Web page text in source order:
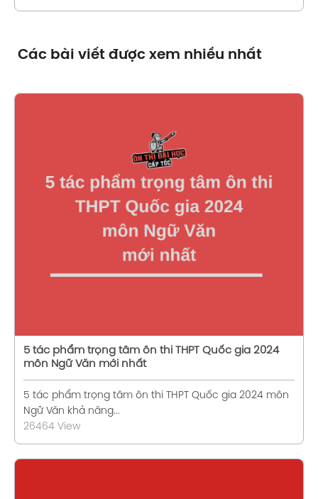
Các bài viết được xem nhiều nhất
Xem chi tiết
5 tác phẩm trọng tâm ôn thi THPT Quốc gia 2024
môn Ngữ Văn mới nhất
5 tác phẩm trọng tâm ôn thi THPT Quốc gia 2024 môn
Ngữ Văn khả năng...
26464 View